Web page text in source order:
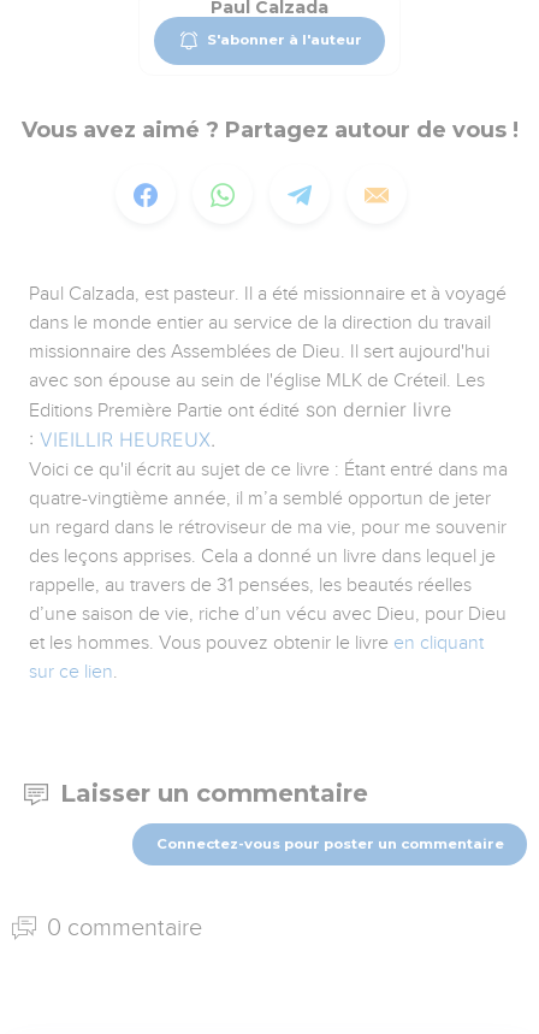
Paul Calzada
S'abonner à l'auteur
Vous avez aimé ? Partagez autour de vous !
Paul Calzada, est pasteur. Il a été missionnaire et à voyagé
dans le monde entier au service de la direction du travail
missionnaire des Assemblées de Dieu. Il sert aujourd'hui
avec son épouse au sein de l'église MLK de Créteil. Les
Editions Première Partie ont édité son dernier livre
: VIEILLIR HEUREUX.
Voici ce qu'il écrit au sujet de ce livre : Étant entré dans ma
quatre-vingtième année, il m’a semblé opportun de jeter
un regard dans le rétroviseur de ma vie, pour me souvenir
des leçons apprises. Cela a donné un livre dans lequel je
rappelle, au travers de 31 pensées, les beautés réelles
d’une saison de vie, riche d’un vécu avec Dieu, pour Dieu
et les hommes. Vous pouvez obtenir le livre en cliquant
sur ce lien.
Laisser un commentaire
Connectez-vous pour poster un commentaire
0 commentaire